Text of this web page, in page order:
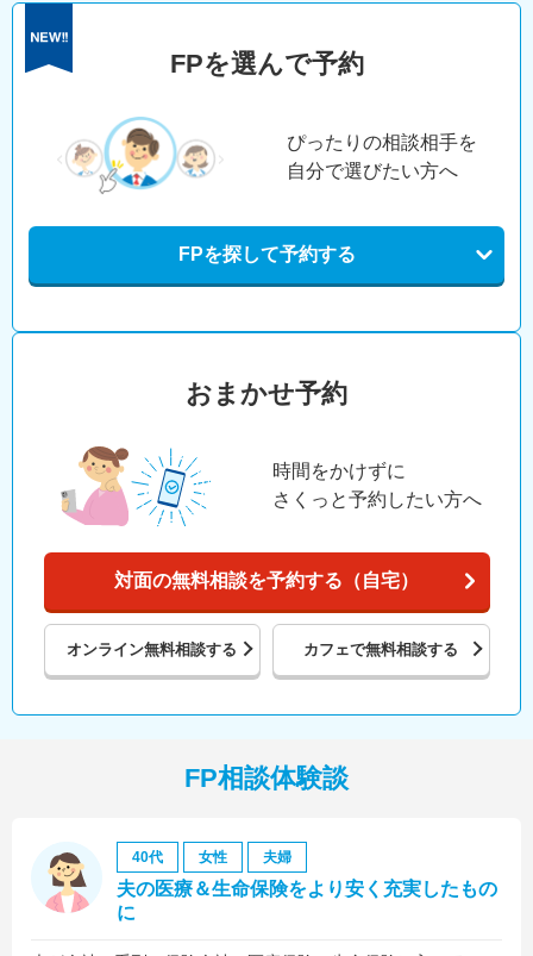
FPを選んで予約
ぴったりの相談相手を
自分で選びたい方へ
FPを探して予約する
おまかせ予約
時間をかけずに
さくっと予約したい方へ
対面の無料相談を予約する（自宅）
オンライン無料相談する カフェで無料相談する
FP相談体験談
40代 女性 夫婦
夫の医療＆生命保険をより安く充実したもの
に